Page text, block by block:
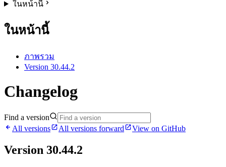
ในหน้านี้
ในหน้านี้
ภาพรวม
Version 30.44.2
Changelog
Find a version
All versions
All versions forward View on GitHub
Version 30.44.2